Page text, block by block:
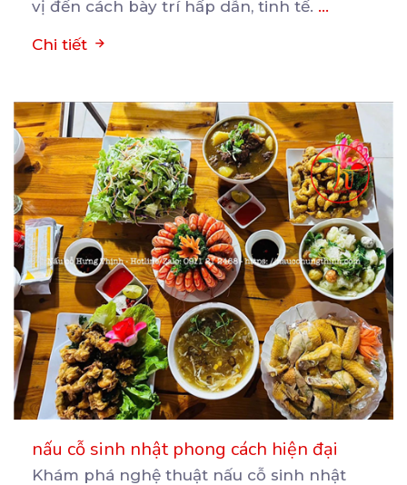
vị đến cách bày trí hấp dẫn, tinh tế. ...
Chi tiết
nấu cỗ sinh nhật phong cách hiện đại
Khám phá nghệ thuật nấu cỗ sinh nhật